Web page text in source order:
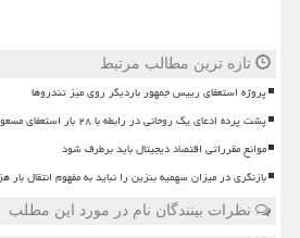
تازه ترین مطالب مرتبط
پروژه استعفای رییس جمهور باردیگر روی میز تندروها
پشت پرده ادعای یک روحانی در رابطه با ۲۸ بار استعفای مسعود پزشکیان
موانع مقرراتی اقتصاد دیجیتال باید برطرف شود
بازنگری در میزان سهمیه بنزین را نباید به مفهوم انتقال
نظرات بینندگان نام در مورد این مطلب